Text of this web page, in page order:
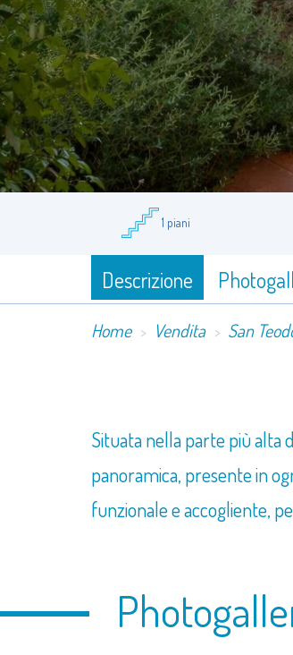
1 piani
Descrizione
Home Vendita San
Situata nella parte più alta
panoramica, presente in
funzionale e accogliente,